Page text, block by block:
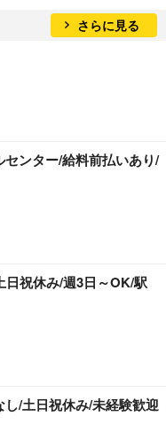
さらに見る
ンター/給料前払いあり/
日祝休み/週3日～OK/駅
/土日祝休み/未経験歓迎